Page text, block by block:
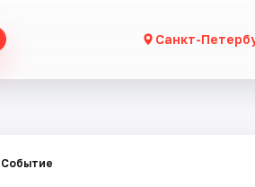
Санкт-
Событие